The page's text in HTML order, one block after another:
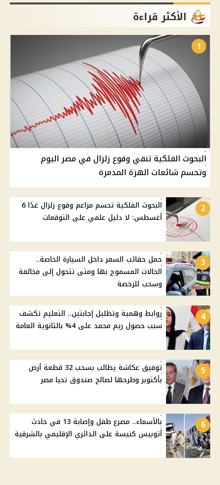
الأكثر قراءة
1
البحوث الفلكية تنفي وقوع زلزال في مصر اليوم
وتحسم شائعات الهزة المدمرة
2
البحوث الفلكية تحسم مزاعم وقوع زلزال غدًا 6
أغسطس: لا دليل علمي على التوقعات
3
حمل حقائب السفر داخل السيارة الخاصة..
الحالات المسموح بها ومتى تتحول إلى مخالفة
وسحب للرخصة
4
روابط وهمية وتظليل إجابتين.. التعليم تكشف
سبب حصول ريم محمد على 4% بالثانوية العامة
5
توفيق عكاشة يطالب بسحب 32 قطعة أرض
بأكتوبر وطرحها لصالح صندوق تحيا مصر
6
بالأسماء.. مصرع طفل وإصابة 13 في حادث
أتوبيس كنيسة على الدائري الإقليمي بالشرقية